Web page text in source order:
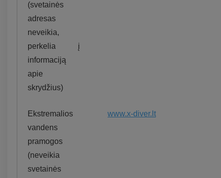
(svetainės
adresas
neveikia,
perkelia į
informaciją
apie
skrydžius)
Ekstremalios
vandens
pramogos
(neveikia
svetainės
www.x-diver.lt